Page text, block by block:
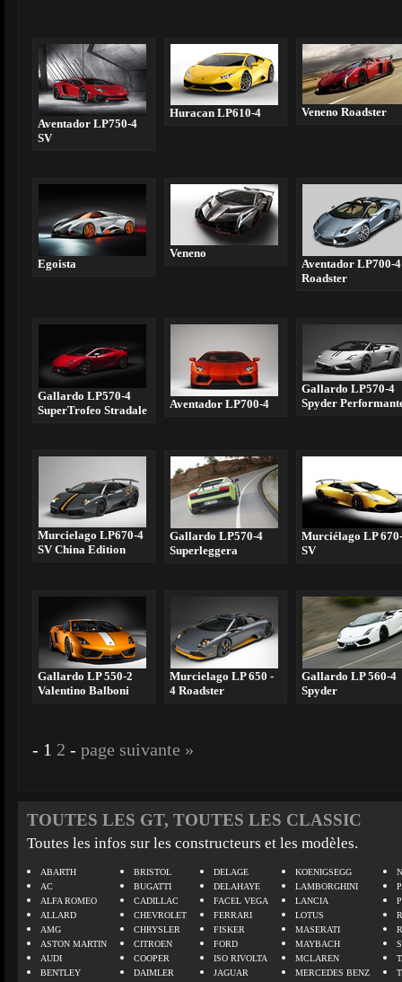
Aventador LP750-4
SV
Huracan LP610-4 Veneno Roadster
Egoista
Veneno
Aventador LP700-4
Roadster
Gallardo LP570-4
SuperTrofeo Stradale
Aventador LP700-4
Gallardo LP570-4
Spyder
Murcielago LP670-4
SV China Edition
Gallardo LP570-4
Superleggera
Murciélago LP
SV
Gallardo LP 550-2
Valentino Balboni
Murcielago LP 650 -
4 Roadster
Gallardo LP 560-4
Spyder
- 1 2 - page suivante »
TOUTES LES GT, TOUTES LES CLASSIC
Toutes les infos sur les constructeurs et les modèles.
ABARTH
AC
ALFA ROMEO
ALLARD
AMG
ASTON MARTIN
AUDI
BENTLEY
BRISTOL
BUGATTI
CADILLAC
CHEVROLET
CHRYSLER
CITROEN
COOPER
DAIMLER
DELAGE
DELAHAYE
FACEL VEGA
FERRARI
FISKER
FORD
ISO RIVOLTA
JAGUAR
KOENIGSEGG
LAMBORGHINI
LANCIA
LOTUS
MASERATI
MAYBACH
MCLAREN
MERCEDES BENZ